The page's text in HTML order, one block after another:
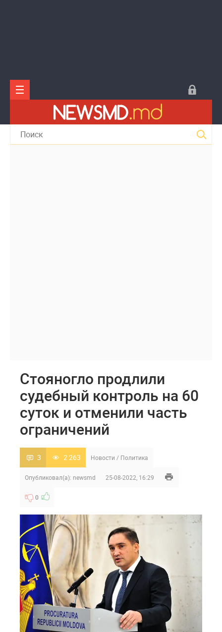
Стояногло продлили
судебный контроль на 60
суток и отменили часть
ограничений
3 2 263 Новости / Политика
Опубликовал(а): newsmd 25-08-2022, 16:29
0